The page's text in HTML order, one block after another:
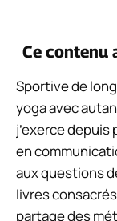
Ce contenu
Sportive de
yoga avec
j’exerce
en
aux questions
livres
partage des